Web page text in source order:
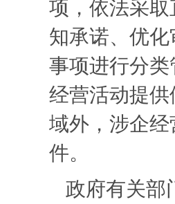
项，依法采
知承诺、优
事项进行分
经营活动提
域外，涉企
件。
政府有关部